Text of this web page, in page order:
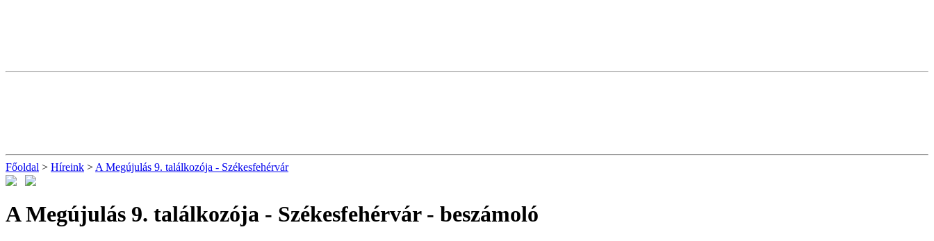
Főoldal > Híreink > A Megújulás 9. találkozója - Székesfehérvár
A Megújulás 9. találkozója - Székesfehérvár- beszámoló